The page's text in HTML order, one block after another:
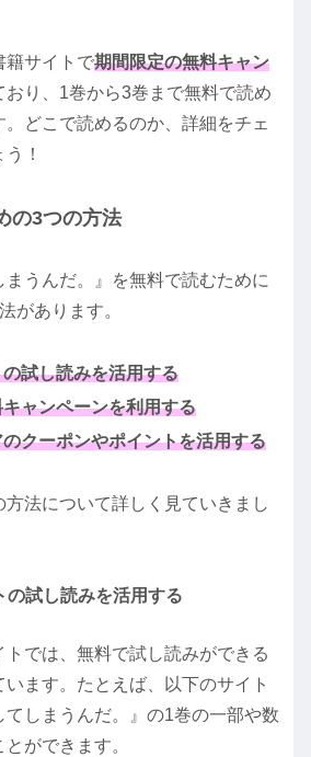
籍サイトで期間限定の無料キャン
おり、1巻から3巻まで無料で読め
。どこで読めるのか、詳細をチェ
！
の3つの方法
まうんだ。』を無料で読むために
があります。
試し読みを活用する
ャンペーンを利用する
クーポンやポイントを活用する
法について詳しく見ていきまし
の試し読みを活用する
では、無料で試し読みができる
ます。たとえば、以下のサイト
てしまうんだ。』の1巻の一部や数
ができます。